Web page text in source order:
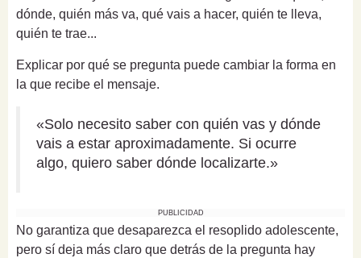
dónde, quién más va, qué vais a hacer, quién te lleva,
quién te trae...
Explicar por qué se pregunta puede cambiar la forma en
la que recibe el mensaje.
«Solo necesito saber con quién vas y dónde
vais a estar aproximadamente. Si ocurre
algo, quiero saber dónde localizarte.»
PUBLICIDAD
No garantiza que desaparezca el resoplido adolescente,
pero sí deja más claro que detrás de la pregunta hay